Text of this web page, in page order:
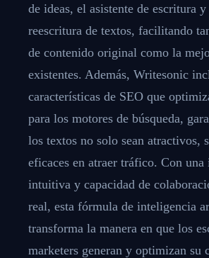
de ideas, el asistente de escritura
reescritura de textos, facilitando
de contenido original como la
existentes. Además, Writesonic
características de SEO que
para los motores de búsqueda,
los textos no solo sean atractivos,
eficaces en atraer tráfico. Con una
intuitiva y capacidad de
real, esta fórmula de inteligencia
transforma la manera en que los
marketers generan y optimizan su